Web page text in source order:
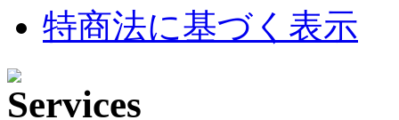
特商法に基づく表示